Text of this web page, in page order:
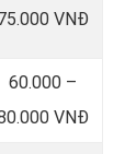
VNĐ
60.000 –
VNĐ